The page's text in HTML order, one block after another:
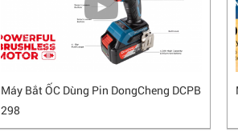
Máy Bắt ỐC Dùng Pin DongCheng DCPB
298